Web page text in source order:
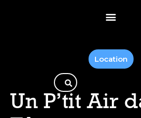
Location
Un P’tit Air